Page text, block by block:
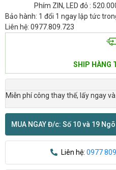
Phím ZIN, LED đỏ :
Bảo hành: 1 đổi 1 ngay lập tức
Liên hệ: 0977.809.723
SHIP HÀNG
Miễn phí công thay thế, lấy ngay
MUA NGAY Đ/c: Số 10 và 19
Liên hệ: 0977